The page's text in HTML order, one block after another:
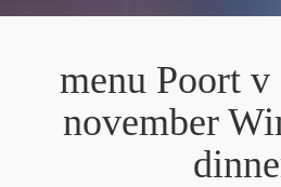
menu Poort
november